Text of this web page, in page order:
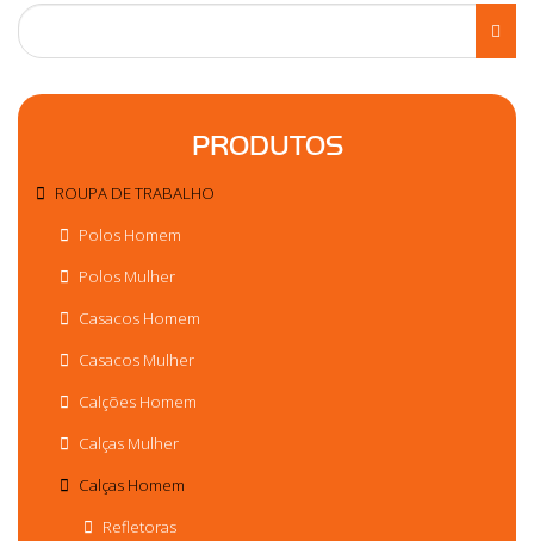
PRODUTOS
ROUPA DE TRABALHO
Polos Homem
Polos Mulher
Casacos Homem
Casacos Mulher
Calções Homem
Calças Mulher
Calças Homem
Refletoras